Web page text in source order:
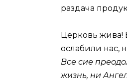
раздача
Церковь жива!
ослабили нас,
Все сие
жизнь, ни